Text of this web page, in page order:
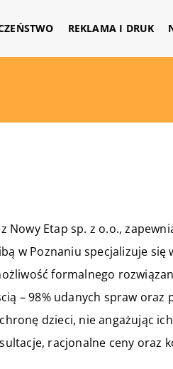
REKLAMA I DRUK
Nowy Etap sp. z o.o.,
w Poznaniu specjalizuje się
formalnego
– 98% udanych spraw oraz
dzieci, nie angażując
racjonalne ceny oraz